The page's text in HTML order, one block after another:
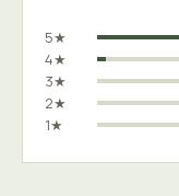
5★
4★
3★
2★
1★